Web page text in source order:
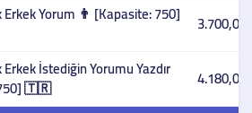
Yorum 👨 [Kapasite: 750] 3.700,00
İstediğin Yorumu Yazdır
🇹🇷 4.180,00